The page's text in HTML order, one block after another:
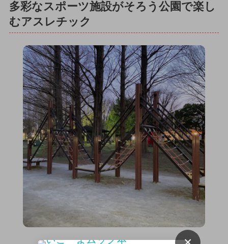
多彩なスポーツ施設がそろう公園で楽し
むアスレチック